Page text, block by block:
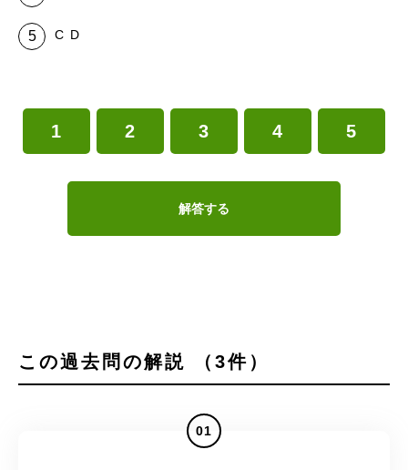
C D
1 2 3 4 5
解答する
この過去問の解説 （3件）
01